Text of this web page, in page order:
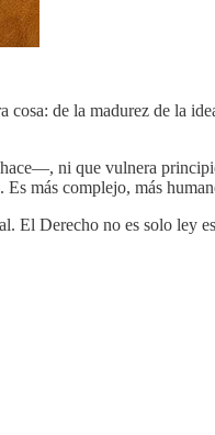
de la madurez de la
ni que vulnera
Es más complejo, más
El Derecho no es solo ley